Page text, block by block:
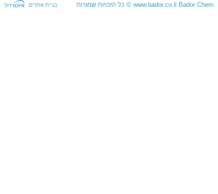
Bador Chem
www.bador.co.il
© כל הזכויות שמורות בניית אתרים